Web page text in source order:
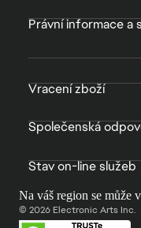
Právní informace a
Vracení zboží
Společenská
Stav on-line služeb
Na váš region se může
© 2026 Electronic Arts Inc.